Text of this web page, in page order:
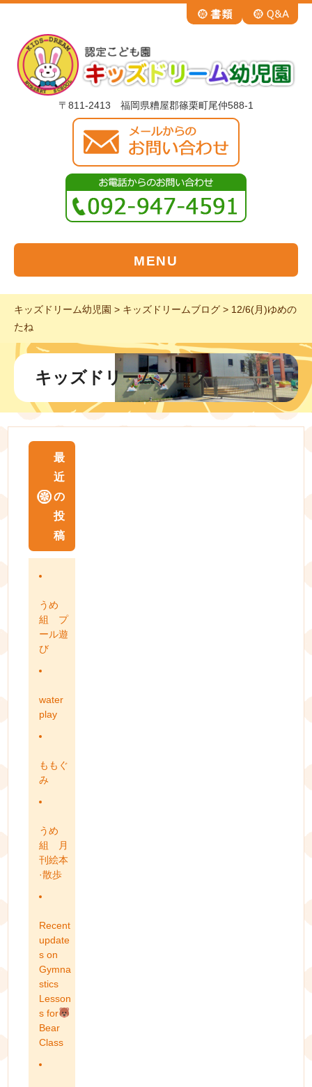
〒811-2413 福岡県糟屋郡篠栗町尾仲588-1
MENU
キッズドリーム幼児園 > キッズドリームブログ > 12/6(月)ゆめの
たね
キッズドリームブログ
最
近
の
投
稿
うめ
組 プ
ール遊
び
water
play
ももぐ
み
うめ
組 月
刊絵本
·散歩
Recent
update
s on
Gymna
stics
Lesson
s for
Bear
Class